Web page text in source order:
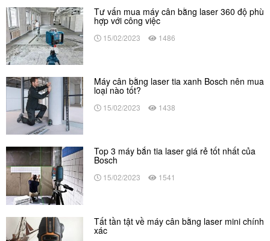
Tư vấn mua máy cân bằng laser 360 độ phù
hợp với công việc
15/02/2023 1486
Máy cân bằng laser tia xanh Bosch nên mua
loại nào tốt?
15/02/2023 1438
Top 3 máy bắn tia laser giá rẻ tốt nhất của
Bosch
15/02/2023 1541
Tất tần tật về máy cân bằng laser mini chính
xác